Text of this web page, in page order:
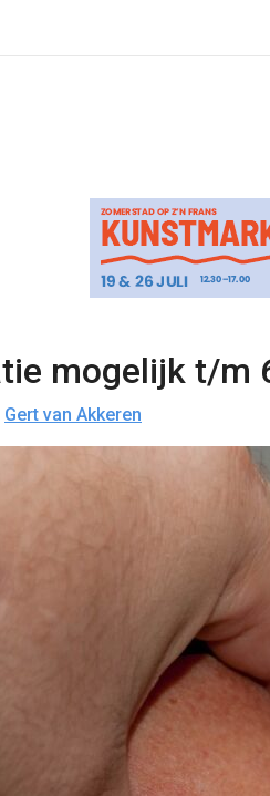
mogelijk t/m
Gert van Akkeren